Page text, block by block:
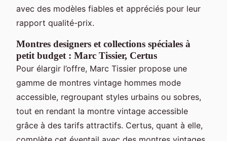
avec des modèles fiables et appréciés pour leur
rapport qualité-prix.
Montres designers et collections spéciales à
petit budget : Marc Tissier, Certus
Pour élargir l’offre, Marc Tissier propose une
gamme de montres vintage hommes mode
accessible, regroupant styles urbains ou sobres,
tout en rendant la montre vintage accessible
grâce à des tarifs attractifs. Certus, quant à elle,